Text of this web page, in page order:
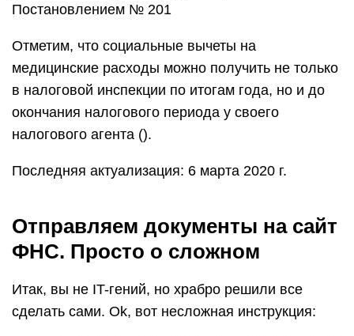
Постановлением № 201
Отметим, что социальные вычеты на
медицинские расходы можно получить не только
в налоговой инспекции по итогам года, но и до
окончания налогового периода у своего
налогового агента ().
Последняя актуализация: 6 марта 2020 г.
Отправляем документы на сайт
ФНС. Просто о сложном
Итак, вы не IT-гений, но храбро решили все
сделать сами. Ok, вот несложная инструкция: